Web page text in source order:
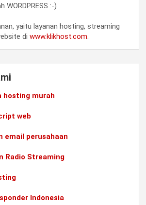
WORDPRESS :-)
yaitu layanan hosting, streaming
di www.klikhost.com.
hosting murah
web
email perusahaan
Radio Streaming
Indonesia